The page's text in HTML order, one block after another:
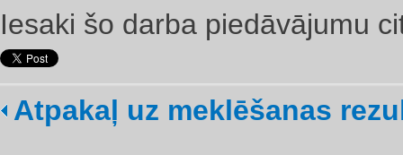
Iesaki šo darba piedāvājumu
Atpakaļ uz meklēšanas